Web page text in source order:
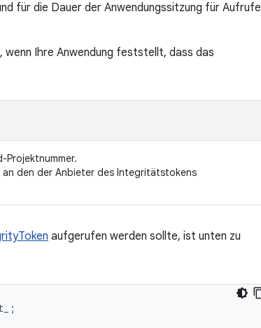
für die Dauer der Anwendungssitzung für Aufrufe
wenn Ihre Anwendung feststellt, dass das
Projektnummer.
an den der Anbieter des Integritätstokens
aufgerufen werden sollte, ist unten zu
;